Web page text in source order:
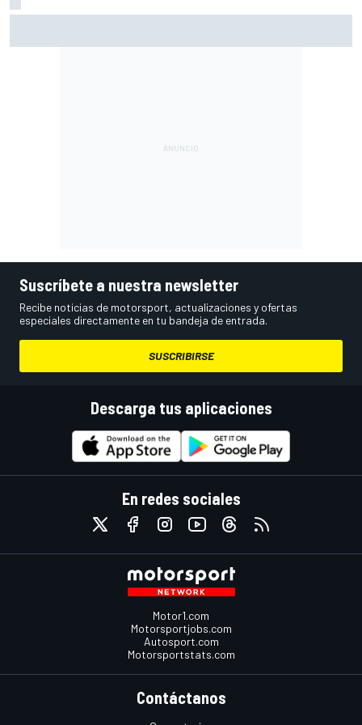
Suscríbete a nuestra newsletter
Recibe noticias de motorsport, actualizaciones y ofertas
especiales directamente en tu bandeja de entrada.
SUSCRIBIRSE
Descarga tus aplicaciones
En redes sociales
Motor1.com
Motorsportjobs.com
Autosport.com
Motorsportstats.com
Contáctanos